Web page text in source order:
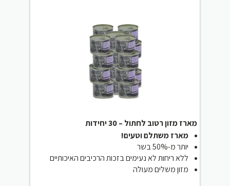
מארז מזון רטוב לחתול – 30 יחידות
מארז משתלם וטעים!
יותר מ-50% בשר
ללא ריחות לא נעימים בזכות הרכיבים האיכותיים
מזון משלים מעולה